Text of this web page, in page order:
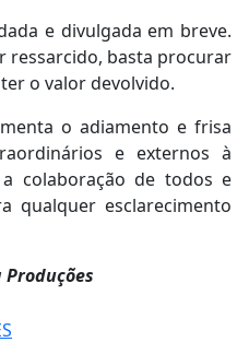
e divulgada em breve.
ressarcido, basta procurar
o valor devolvido.
o adiamento e frisa
e externos à
colaboração de todos e
qualquer esclarecimento